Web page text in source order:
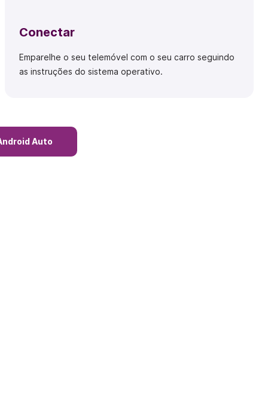
Conectar
Emparelhe o seu telemóvel com o seu carro seguindo
as instruções do sistema operativo.
Auto